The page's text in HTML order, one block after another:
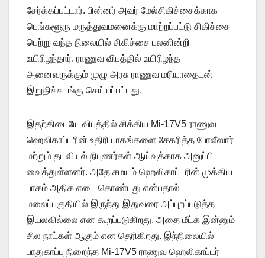
சேர்க்கப்பட்டார். பின்னர் அவர் மேல்சிகிச்சைக்காக
பெங்களூரு மருத்துவமனைக்கு மாற்றப்பட்டு சிகிச்சை
பெற்று வந்த நிலையில் சிகிச்சை பலனின்றி
உயிரிழந்தார். ராணுவ விபத்தில் உயிரிழந்த
அனைவருக்கும் முழு அரசு ராணுவ மரியாதைடன்
இறுதிச்சடங்கு செய்யப்பட்டது.
இதற்கிடையே விபத்தில் சிக்கிய Mi-17V5 ராணுவ
ஹெலிகாப்டரின் உதிரி பாகங்களை சேகரித்த போலீஸார்
மற்றும் தடவியல் நிபுணர்கள் ஆய்வுக்காக அனுப்பி
வைத்துள்ளனர். அதே சமயம் ஹெலிகாப்டரின் முக்கிய
பாகம் அதிக எடை கொண்டது என்பதால்
மலைப்பகுதியில் இருந்து இதுவரை அப்புறப்படுத்த
இயலவில்லை என கூறப்படுகிறது. அதை மீட்க இன்னும்
சில நாட்கள் ஆகும் என தெரிகிறது. இந்நிலையில்
பாதுகாப்பு நிறைந்த Mi-17V5 ராணுவ ஹெலிகாப்டர்